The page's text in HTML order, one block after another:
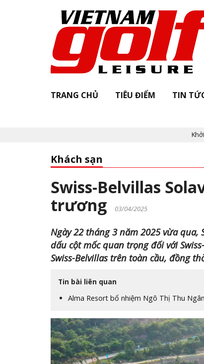
TRANG CHỦ TIÊU ĐIỂM TIN
Khởi động "Vietnam
Khách sạn
Swiss-Belvillas
trương
03/04/2025
Ngày 22 tháng 3 năm 2025 vừa
dấu cột mốc quan trọng đối với
Swiss-Belvillas trên toàn cầu, đồng
Tin bài liên quan
Alma Resort bổ nhiệm Ngô Thị Thu